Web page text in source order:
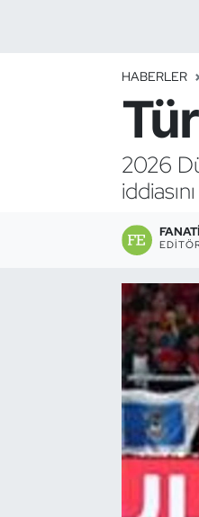
HABERLER
2026
Bocce Bowling Dart
Buz Hokeyi
Buz Pateni
Çim Hokeyi